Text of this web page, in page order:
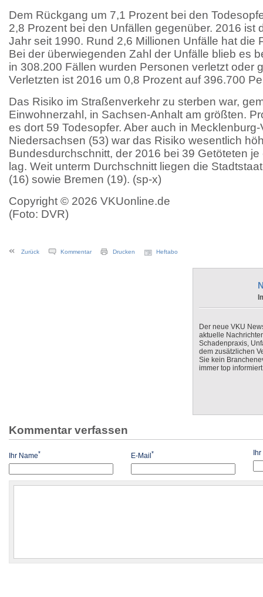
Dem Rückgang um 7,1 Prozent bei den
2,8 Prozent bei den Unfällen gegenüber. 2016 ist
Jahr seit 1990. Rund 2,6 Millionen Unfälle hat die
Bei der überwiegenden Zahl der Unfälle blieb es
in 308.200 Fällen wurden Personen verletzt oder
Verletzten ist 2016 um 0,8 Prozent auf 396.700
Das Risiko im Straßenverkehr zu sterben war,
Einwohnerzahl, in Sachsen-Anhalt am größten.
es dort 59 Todesopfer. Aber auch in
Niedersachsen (53) war das Risiko wesentlich
Bundesdurchschnitt, der 2016 bei 39 Getöteten
lag. Weit unterm Durchschnitt liegen die
(16) sowie Bremen (19). (sp-x)
Copyright © 2026 VKUonline.de
(Foto: DVR)
Zurück Kommentar Drucken Heftabo
Der neue VKU
aktuelle
Schadenpraxis,
dem zusätzlichen
Sie kein
immer top
Kommentar verfassen
Ihr Name* E-Mail* Ihr